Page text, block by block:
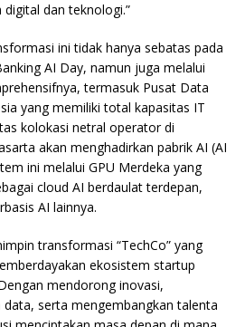
dan teknologi.”
ini tidak hanya sebatas pada
AI Day, namun juga melalui
termasuk Pusat Data
yang memiliki total kapasitas IT
kolokasi netral operator di
akan menghadirkan pabrik AI (AI
ini melalui GPU Merdeka yang
cloud AI berdaulat terdepan,
AI lainnya.
transformasi “TechCo” yang
ekosistem startup
mendorong inovasi,
serta mengembangkan talenta